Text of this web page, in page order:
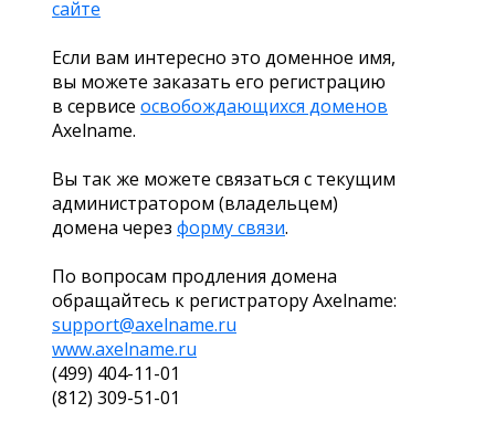
сайте
Если вам интересно это доменное имя,
вы можете заказать его регистрацию
в сервисе освобождающихся доменов
Axelname.
Вы так же можете связаться с текущим
администратором (владельцем)
домена через форму связи.
По вопросам продления домена
обращайтесь к регистратору Axelname:
support@axelname.ru
www.axelname.ru
(499) 404-11-01
(812) 309-51-01